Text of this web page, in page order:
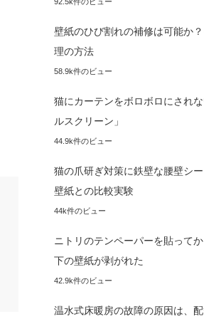
壁紙のひび割れの補修は可能か
理の方法
58.9k件のビュー
猫にカーテンをボロボロにされ
ルスクリーン」
44.9k件のビュー
猫の爪研ぎ対策に鉄壁な腰壁シ
壁紙との比較実験
44k件のビュー
ニトリのテンペーパーを貼って
下の壁紙が剥がれた
42.9k件のビュー
温水式床暖房の故障の原因は、